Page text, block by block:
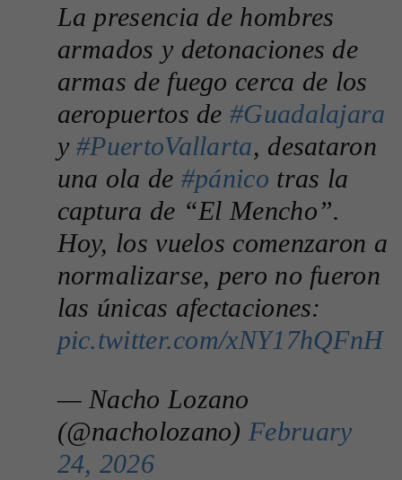
La presencia de hombres
armados y detonaciones de
armas de fuego cerca de los
aeropuertos de#Guadalajara
y#PuertoVallarta, desataron
una ola de #pánico tras la
captura de “El Mencho”.
Hoy, los vuelos comenzaron a
normalizarse, pero no fueron
las únicas afectaciones:
pic.twitter.com/xNY17hQFnH
— Nacho Lozano
(@nacholozano)February
24, 2026